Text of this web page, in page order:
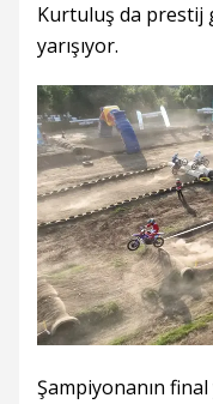
Kurtuluş da prestij
yarışıyor.
Şampiyonanın